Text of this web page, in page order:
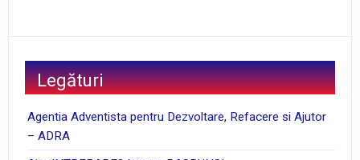
Legături
Agentia Adventista pentru Dezvoltare, Refacere si Ajutor
– ADRA